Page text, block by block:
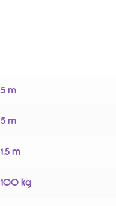
5 m
5 m
1.5 m
100 kg